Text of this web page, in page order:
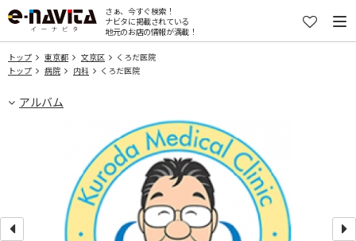
さぁ、今すぐ検索！
ナビタに掲載されている
地元のお店の情報が満載！
トップ 東京都 文京区
くろだ医院
トップ
病院 内科 くろだ医院
アルバム